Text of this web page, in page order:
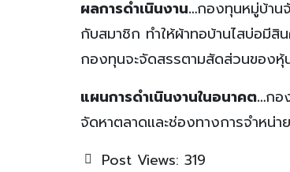
ผลการดำเนินงาน…กองทุนหมู่บ้าน
กับสมาชิก ทำให้ผ้าทอบ้านไสบ่อมี
กองทุนจะจัดสรรตามสัดส่วนของหุ้
แผนการดำเนินงานในอนาคต…กอ
จัดหาตลาดและช่องทางการจำหน่า
Post Views: 319